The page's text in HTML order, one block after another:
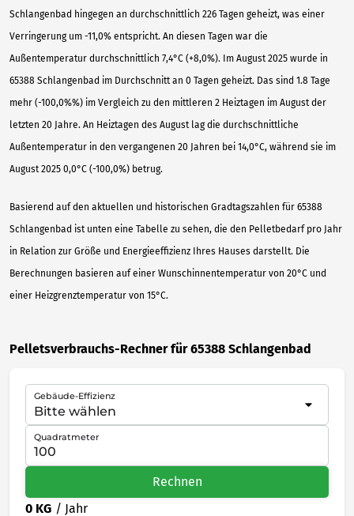
Schlangenbad hingegen an durchschnittlich 226 Tagen geheizt, was einer
Verringerung um -11,0% entspricht. An diesen Tagen war die
Außentemperatur durchschnittlich 7,4°C (+8,0%). Im August 2025 wurde in
65388 Schlangenbad im Durchschnitt an 0 Tagen geheizt. Das sind 1.8 Tage
mehr (-100,0%%) im Vergleich zu den mittleren 2 Heiztagen im August der
letzten 20 Jahre. An Heiztagen des August lag die durchschnittliche
Außentemperatur in den vergangenen 20 Jahren bei 14,0°C, während sie im
August 2025 0,0°C (-100,0%) betrug.
Basierend auf den aktuellen und historischen Gradtagszahlen für 65388
Schlangenbad ist unten eine Tabelle zu sehen, die den Pelletbedarf pro Jahr
in Relation zur Größe und Energieeffizienz Ihres Hauses darstellt. Die
Berechnungen basieren auf einer Wunschinnentemperatur von 20°C und
einer Heizgrenztemperatur von 15°C.
Pelletsverbrauchs-Rechner für 65388 Schlangenbad
Gebäude-Effizienz
Quadratmeter
Rechnen
0 KG / Jahr